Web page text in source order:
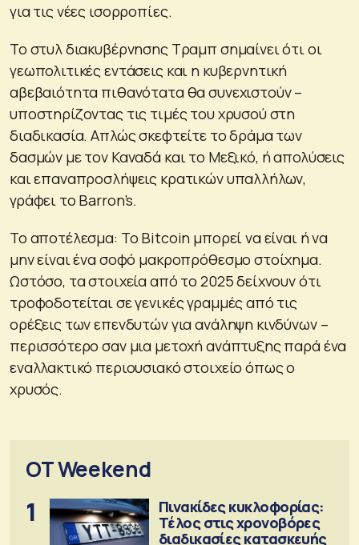
για τις νέες ισορροπίες.
Το στυλ διακυβέρνησης Τραμπ σημαίνει ότι οι
γεωπολιτικές εντάσεις και η κυβερνητική
αβεβαιότητα πιθανότατα θα συνεχιστούν –
υποστηρίζοντας τις τιμές του χρυσού στη
διαδικασία. Απλώς σκεφτείτε το δράμα των
δασμών με τον Καναδά και το Μεξικό, ή απολύσεις
και επαναπροσλήψεις κρατικών υπαλλήλων,
γράφει το Barron’s.
Το αποτέλεσμα: Το Bitcoin μπορεί να είναι ή να
μην είναι ένα σοφό μακροπρόθεσμο στοίχημα.
Ωστόσο, τα στοιχεία από το 2025 δείχνουν ότι
τροφοδοτείται σε γενικές γραμμές από τις
ορέξεις των επενδυτών για ανάληψη κινδύνων –
περισσότερο σαν μια μετοχή ανάπτυξης παρά ένα
εναλλακτικό περιουσιακό στοιχείο όπως ο
χρυσός.
OT Weekend
1
Πινακίδες κυκλοφορίας:
Τέλος στις χρονοβόρες
διαδικασίες κατασκευής